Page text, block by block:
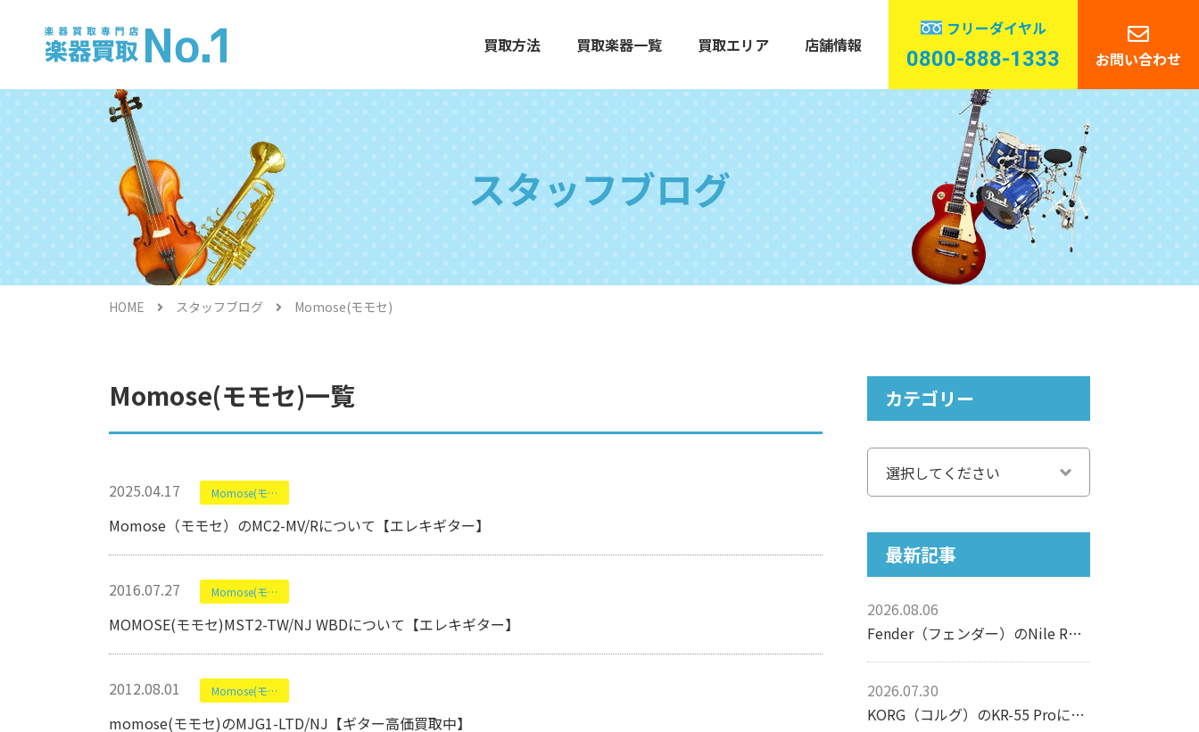
買取方法 買取楽器一覧 買取エリア 店舗情報
フリーダイヤル
0800-888-1333 お問い合わせ
スタッフブログ
HOME スタッフブログ Momose(モモセ)
Momose(モモセ)一覧
2025.04.17 Momose(モモセ)
Momose（モモセ）のMC2-MV/Rについて【エレキギター】
2016.07.27 Momose(モモセ)
MOMOSE(モモセ)MST2-TW/NJ WBDについて【エレキギター】
2012.08.01 Momose(モモセ)
momose(モモセ)のMJG1-LTD/NJ【ギター高価買取中】
カテゴリー
最新記事
2026.08.06
Fender（フェンダー）のNile Rodgers Hitmaker Stratocasterについて【エレキギター】
2026.07.30
KORG（コルグ）のKR-55 Proについて【リズムマシン】